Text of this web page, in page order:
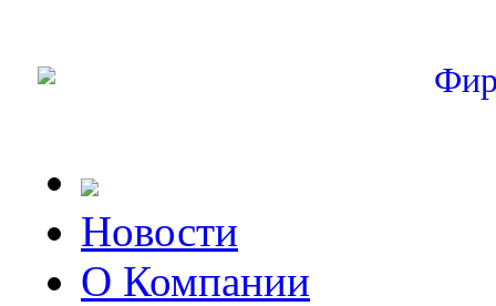
Новости
О Компании